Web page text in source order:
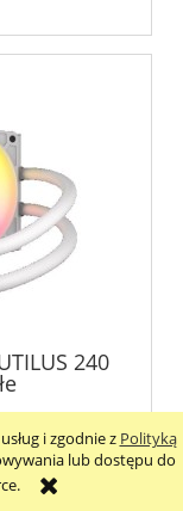
i zgodnie z Polityką
lub dostępu do
240